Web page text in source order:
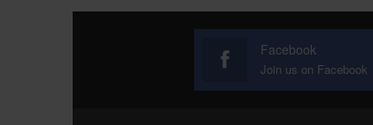
Facebook
Join us on Facebook